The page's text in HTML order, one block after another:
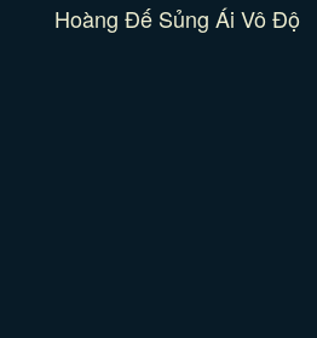
Hoàng Đế Sủng Ái Vô Độ